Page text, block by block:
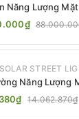
Năng Lượng
360 | ZALAA
STREET
Năng Lượng
ZL-GMX01
14.062.870₫